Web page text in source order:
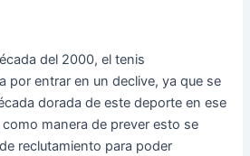
del 2000, el tenis
por entrar en un declive, ya que se
dorada de este deporte en ese
manera de prever esto se
reclutamiento para poder